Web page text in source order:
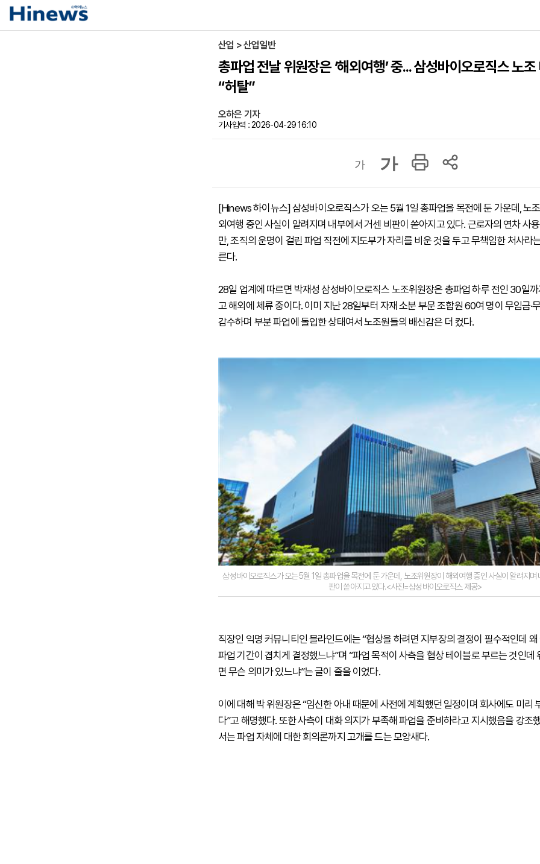
산업 > 산업일반
총파업 전날 위원장은 ‘해외여행’ 중... 삼성바이오로직스 노
“허탈”
오하은 기자
기사입력 : 2026-04-29 16:10
가 가
[Hinews 하이뉴스] 삼성바이오로직스가 오는 5월 1일 총파업을 목전에 둔 가운데, 노
외여행 중인 사실이 알려지며 내부에서 거센 비판이 쏟아지고 있다. 근로자의 연차 사
만, 조직의 운명이 걸린 파업 직전에 지도부가 자리를 비운 것을 두고 무책임한 처사라
른다.
28일 업계에 따르면 박재성 삼성바이오로직스 노조위원장은 총파업 하루 전인 30일까
고 해외에 체류 중이다. 이미 지난 28일부터 자재 소분 부문 조합원 60여 명이 무임금·
감수하며 부분 파업에 돌입한 상태여서 노조원들의 배신감은 더 컸다.
삼성바이오로직스가 오는 5월 1일 총파업을 목전에 둔 가운데, 노조위원장이 해외여행 중인 사실이 알려지며
판이 쏟아지고 있다.<사진=삼성바이오로직스 제공>
직장인 익명 커뮤니티인 블라인드에는 “협상을 하려면 지부장의 결정이 필수적인데
파업 기간이 겹치게 결정했느냐”며 “파업 목적이 사측을 협상 테이블로 부르는 것인데
면 무슨 의미가 있느냐”는 글이 줄을 이었다.
이에 대해 박 위원장은 “임신한 아내 때문에 사전에 계획했던 일정이며 회사에도 미리
다”고 해명했다. 또한 사측이 대화 의지가 부족해 파업을 준비하라고 지시했음을 강조
서는 파업 자체에 대한 회의론까지 고개를 드는 모양새다.